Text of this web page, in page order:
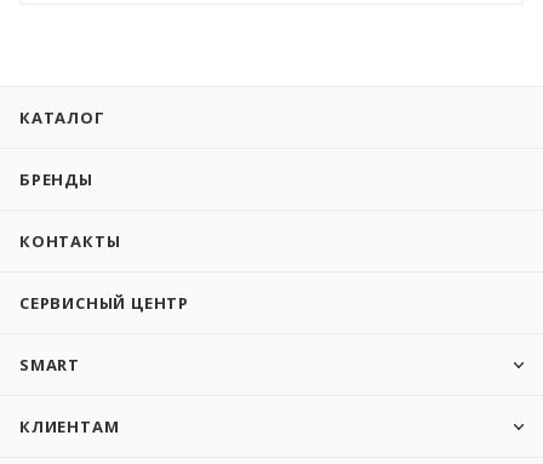
КАТАЛОГ
БРЕНДЫ
КОНТАКТЫ
СЕРВИСНЫЙ ЦЕНТР
SMART
КЛИЕНТАМ